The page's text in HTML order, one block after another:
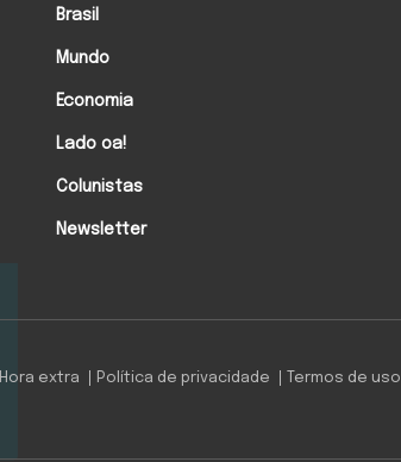
Brasil
Mundo
Economia
Lado oa!
Colunistas
Newsletter
Hora extra Política de privacidade Termos de uso